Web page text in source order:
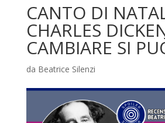
CANTO DI
CHARLES
CAMBIARE SI
da Beatrice Silenzi